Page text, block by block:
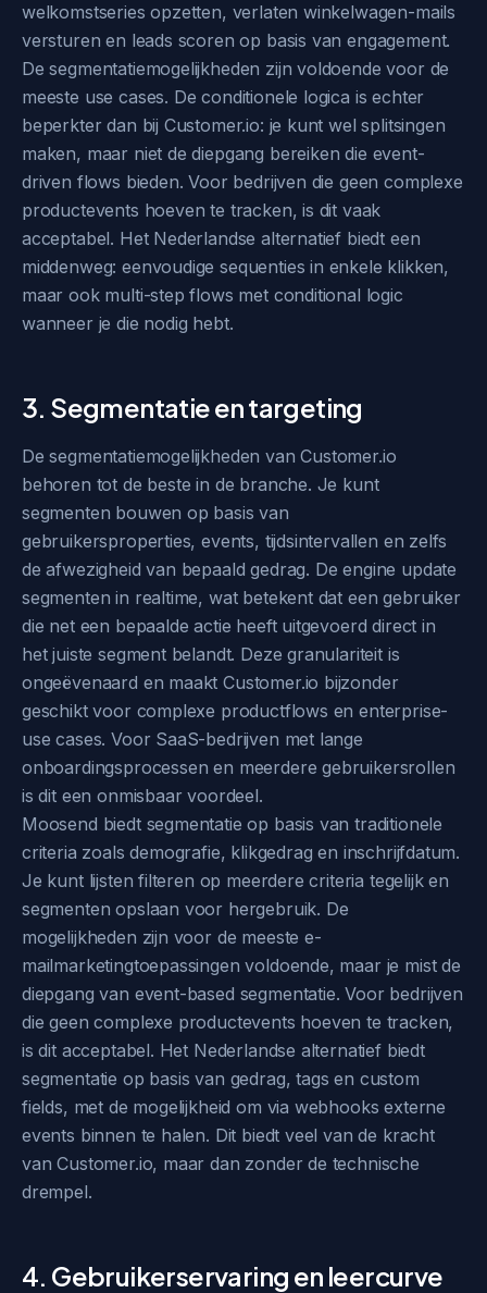
welkomstseries opzetten, verlaten winkelwagen-mails
versturen en leads scoren op basis van engagement.
De segmentatiemogelijkheden zijn voldoende voor de
meeste use cases. De conditionele logica is echter
beperkter dan bij Customer.io: je kunt wel splitsingen
maken, maar niet de diepgang bereiken die event-
driven flows bieden. Voor bedrijven die geen complexe
productevents hoeven te tracken, is dit vaak
acceptabel. Het Nederlandse alternatief biedt een
middenweg: eenvoudige sequenties in enkele klikken,
maar ook multi-step flows met conditional logic
wanneer je die nodig hebt.
3. Segmentatie en targeting
De segmentatiemogelijkheden van Customer.io
behoren tot de beste in de branche. Je kunt
segmenten bouwen op basis van
gebruikersproperties, events, tijdsintervallen en zelfs
de afwezigheid van bepaald gedrag. De engine update
segmenten in realtime, wat betekent dat een gebruiker
die net een bepaalde actie heeft uitgevoerd direct in
het juiste segment belandt. Deze granulariteit is
ongeëvenaard en maakt Customer.io bijzonder
geschikt voor complexe productflows en enterprise-
use cases. Voor SaaS-bedrijven met lange
onboardingsprocessen en meerdere gebruikersrollen
is dit een onmisbaar voordeel.
Moosend biedt segmentatie op basis van traditionele
criteria zoals demografie, klikgedrag en inschrijfdatum.
Je kunt lijsten filteren op meerdere criteria tegelijk en
segmenten opslaan voor hergebruik. De
mogelijkheden zijn voor de meeste e-
mailmarketingtoepassingen voldoende, maar je mist de
diepgang van event-based segmentatie. Voor bedrijven
die geen complexe productevents hoeven te tracken,
is dit acceptabel. Het Nederlandse alternatief biedt
segmentatie op basis van gedrag, tags en custom
fields, met de mogelijkheid om via webhooks externe
events binnen te halen. Dit biedt veel van de kracht
van Customer.io, maar dan zonder de technische
drempel.
4. Gebruikerservaring en leercurve